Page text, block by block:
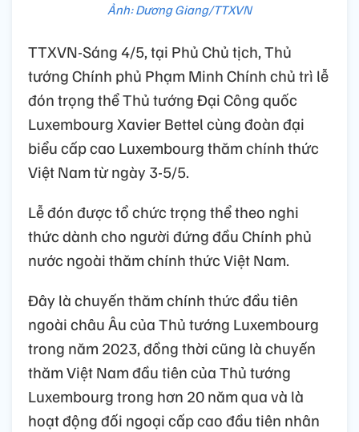
Ảnh: Dương Giang/TTXVN
TTXVN-Sáng 4/5, tại Phủ Chủ tịch, Thủ
tướng Chính phủ Phạm Minh Chính chủ trì lễ
đón trọng thể Thủ tướng Đại Công quốc
Luxembourg Xavier Bettel cùng đoàn đại
biểu cấp cao Luxembourg thăm chính thức
Việt Nam từ ngày 3-5/5.
Lễ đón được tổ chức trọng thể theo nghi
thức dành cho người đứng đầu Chính phủ
nước ngoài thăm chính thức Việt Nam.
Đây là chuyến thăm chính thức đầu tiên
ngoài châu Âu của Thủ tướng Luxembourg
trong năm 2023, đồng thời cũng là chuyến
thăm Việt Nam đầu tiên của Thủ tướng
Luxembourg trong hơn 20 năm qua và là
hoạt động đối ngoại cấp cao đầu tiên nhân